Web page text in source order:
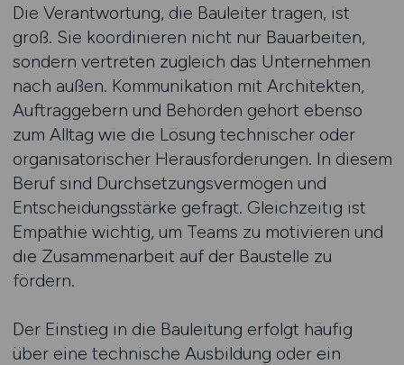
Die Verantwortung, die Bauleiter tragen, ist
groß. Sie koordinieren nicht nur Bauarbeiten,
sondern vertreten zugleich das Unternehmen
nach außen. Kommunikation mit Architekten,
Auftraggebern und Behörden gehört ebenso
zum Alltag wie die Lösung technischer oder
organisatorischer Herausforderungen. In diesem
Beruf sind Durchsetzungsvermögen und
Entscheidungsstärke gefragt. Gleichzeitig ist
Empathie wichtig, um Teams zu motivieren und
die Zusammenarbeit auf der Baustelle zu
fördern.
Der Einstieg in die Bauleitung erfolgt häufig
über eine technische Ausbildung oder ein